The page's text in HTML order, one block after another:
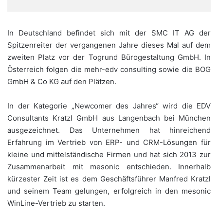
In Deutschland befindet sich mit der SMC IT AG der
Spitzenreiter der vergangenen Jahre dieses Mal auf dem
zweiten Platz vor der Togrund Bürogestaltung GmbH. In
Österreich folgen die mehr-edv consulting sowie die BOG
GmbH & Co KG auf den Plätzen.
In der Kategorie „Newcomer des Jahres“ wird die EDV
Consultants Kratzl GmbH aus Langenbach bei München
ausgezeichnet. Das Unternehmen hat hinreichend
Erfahrung im Vertrieb von ERP- und CRM-Lösungen für
kleine und mittelständische Firmen und hat sich 2013 zur
Zusammenarbeit mit mesonic entschieden. Innerhalb
kürzester Zeit ist es dem Geschäftsführer Manfred Kratzl
und seinem Team gelungen, erfolgreich in den mesonic
WinLine-Vertrieb zu starten.